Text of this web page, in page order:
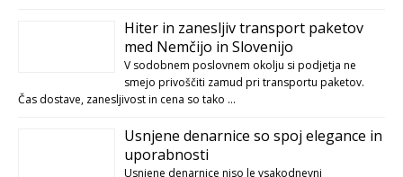
Hiter in zanesljiv transport paketov
med Nemčijo in Slovenijo
V sodobnem poslovnem okolju si podjetja ne
smejo privoščiti zamud pri transportu paketov.
Čas dostave, zanesljivost in cena so tako …
Usnjene denarnice so spoj elegance in
uporabnosti
Usnjene denarnice niso le vsakodnevni